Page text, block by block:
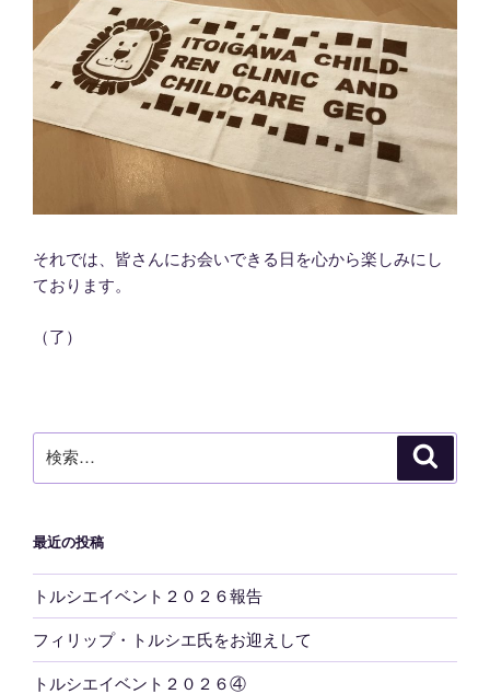
それでは、皆さんにお会いできる日を心から楽しみにし
ております。
（了）
索:
最近の投稿
トルシエイベント２０２６報告
フィリップ・トルシエ氏をお迎えして
トルシエイベント２０２６④